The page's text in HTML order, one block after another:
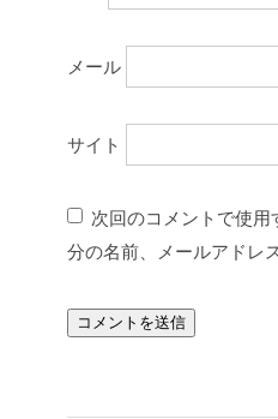
メール
サイト
次回のコメントで使用
分の名前、メールアドレ